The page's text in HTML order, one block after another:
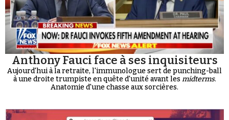
Anthony Fauci face à ses inquisiteurs
Aujourd'hui à la retraite, l'immunologue sert de punching-ball
à une droite trumpiste en quête d'unité avant les midterms.
Anatomie d'une chasse aux sorcières.